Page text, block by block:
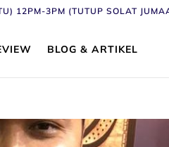
12PM-3PM (TUTUP SOLAT
BLOG & ARTIKEL